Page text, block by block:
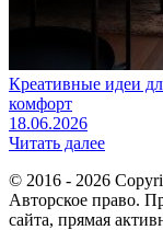
Креативные идеи
комфорт
18.06.2026
Читать далее
© 2016 - 2026
Авторское право.
сайта, прямая